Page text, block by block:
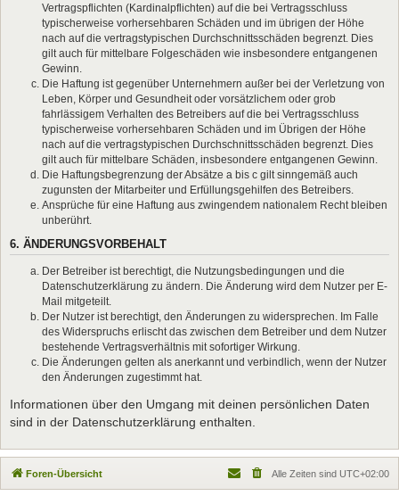
Vertragspflichten (Kardinalpflichten) auf die bei Vertragsschluss
typischerweise vorhersehbaren Schäden und im übrigen der Höhe
nach auf die vertragstypischen Durchschnittsschäden begrenzt. Dies
gilt auch für mittelbare Folgeschäden wie insbesondere entgangenen
Gewinn.
Die Haftung ist gegenüber Unternehmern außer bei der Verletzung von
Leben, Körper und Gesundheit oder vorsätzlichem oder grob
fahrlässigem Verhalten des Betreibers auf die bei Vertragsschluss
typischerweise vorhersehbaren Schäden und im Übrigen der Höhe
nach auf die vertragstypischen Durchschnittsschäden begrenzt. Dies
gilt auch für mittelbare Schäden, insbesondere entgangenen Gewinn.
Die Haftungsbegrenzung der Absätze a bis c gilt sinngemäß auch
zugunsten der Mitarbeiter und Erfüllungsgehilfen des Betreibers.
Ansprüche für eine Haftung aus zwingendem nationalem Recht bleiben
unberührt.
6. ÄNDERUNGSVORBEHALT
Der Betreiber ist berechtigt, die Nutzungsbedingungen und die
Datenschutzerklärung zu ändern. Die Änderung wird dem Nutzer per E-
Mail mitgeteilt.
Der Nutzer ist berechtigt, den Änderungen zu widersprechen. Im Falle
des Widerspruchs erlischt das zwischen dem Betreiber und dem Nutzer
bestehende Vertragsverhältnis mit sofortiger Wirkung.
Die Änderungen gelten als anerkannt und verbindlich, wenn der Nutzer
den Änderungen zugestimmt hat.
Informationen über den Umgang mit deinen persönlichen Daten
sind in der Datenschutzerklärung enthalten.
Foren-Übersicht Alle Zeiten sind UTC+02:00